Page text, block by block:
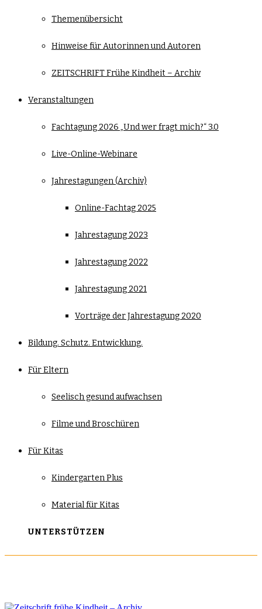
Themenübersicht
Hinweise für Autorinnen und Autoren
ZEITSCHRIFT Frühe Kindheit – Archiv
Veranstaltungen
Fachtagung 2026 „Und wer fragt mich?“ 3.0
Live-Online-Webinare
Jahrestagungen (Archiv)
Online-Fachtag 2025
Jahrestagung 2023
Jahrestagung 2022
Jahrestagung 2021
Vorträge der Jahrestagung 2020
Bildung. Schutz. Entwicklung.
Für Eltern
Seelisch gesund aufwachsen
Filme und Broschüren
Für Kitas
Kindergarten Plus
Material für Kitas
UNTERSTÜTZEN